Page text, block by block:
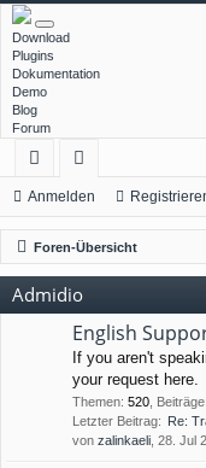
Download
Plugins
Dokumentation
Demo
Blog
Forum
ch
ne
llz
ug
or
en
Anmelden
Foren-Übersicht
Admidio
English
If you aren't
your request here.
Themen: 520 Beiträge
Letzter Beitrag: Re:
von zalinkaeli , 28. Jul